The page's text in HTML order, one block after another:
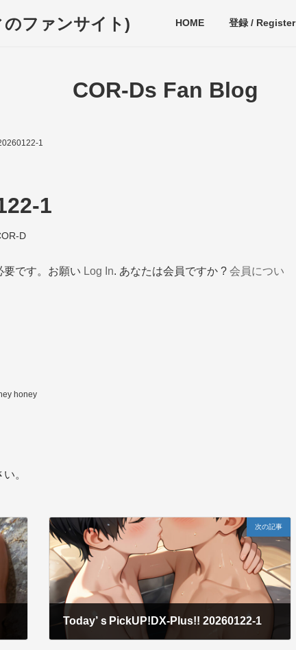
のファンサイト) HOME 登録 / Register
COR-Ds Fan Blog
1
1
D
要です。お願い Log In. あなたは会員ですか ? 会員につい
honey
。
次の記事
Today’ｓPickUP!DX-Plus!! 20260122-1